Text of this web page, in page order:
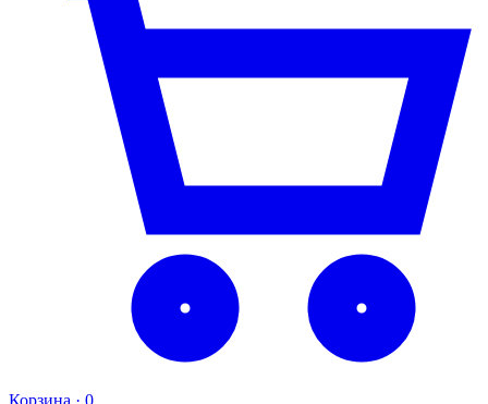
Корзина · 0